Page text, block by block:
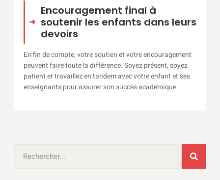
Encouragement final à
soutenir les enfants dans leurs
devoirs
En fin de compte, votre soutien et votre encouragement
peuvent faire toute la différence. Soyez présent, soyez
patient et travaillez en tandem avec votre enfant et ses
enseignants pour assurer son succès académique.